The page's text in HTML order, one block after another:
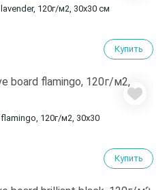
120г/м2, 30х30 см
Купить
120г/м2, 30х30
Купить